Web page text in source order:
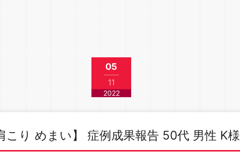
05
11
2022
こり めまい】 症例成果報告 50代 男性 K様